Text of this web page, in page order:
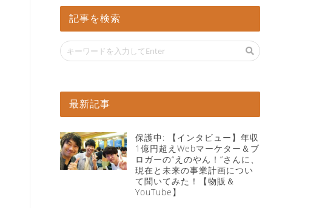
記事を検索
最新記事
保護中: 【インタビュー】年収
1億円超えWebマーケター＆ブ
ロガーの“えのやん！”さんに、
現在と未来の事業計画につい
て聞いてみた！【物販＆
YouTube】